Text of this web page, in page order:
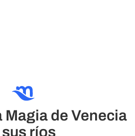
Magia de Venecia
ríos